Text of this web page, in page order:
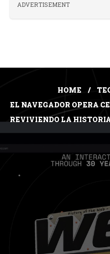
ADVERTISEMENT
HOME
EL NAVEGADOR OPERA
REVIVIENDO LA